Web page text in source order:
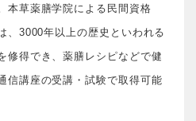
本草薬膳学院による民間資格
、3000年以上の歴史といわれる
修得でき、薬膳レシピなどで健
信講座の受講・試験で取得可能